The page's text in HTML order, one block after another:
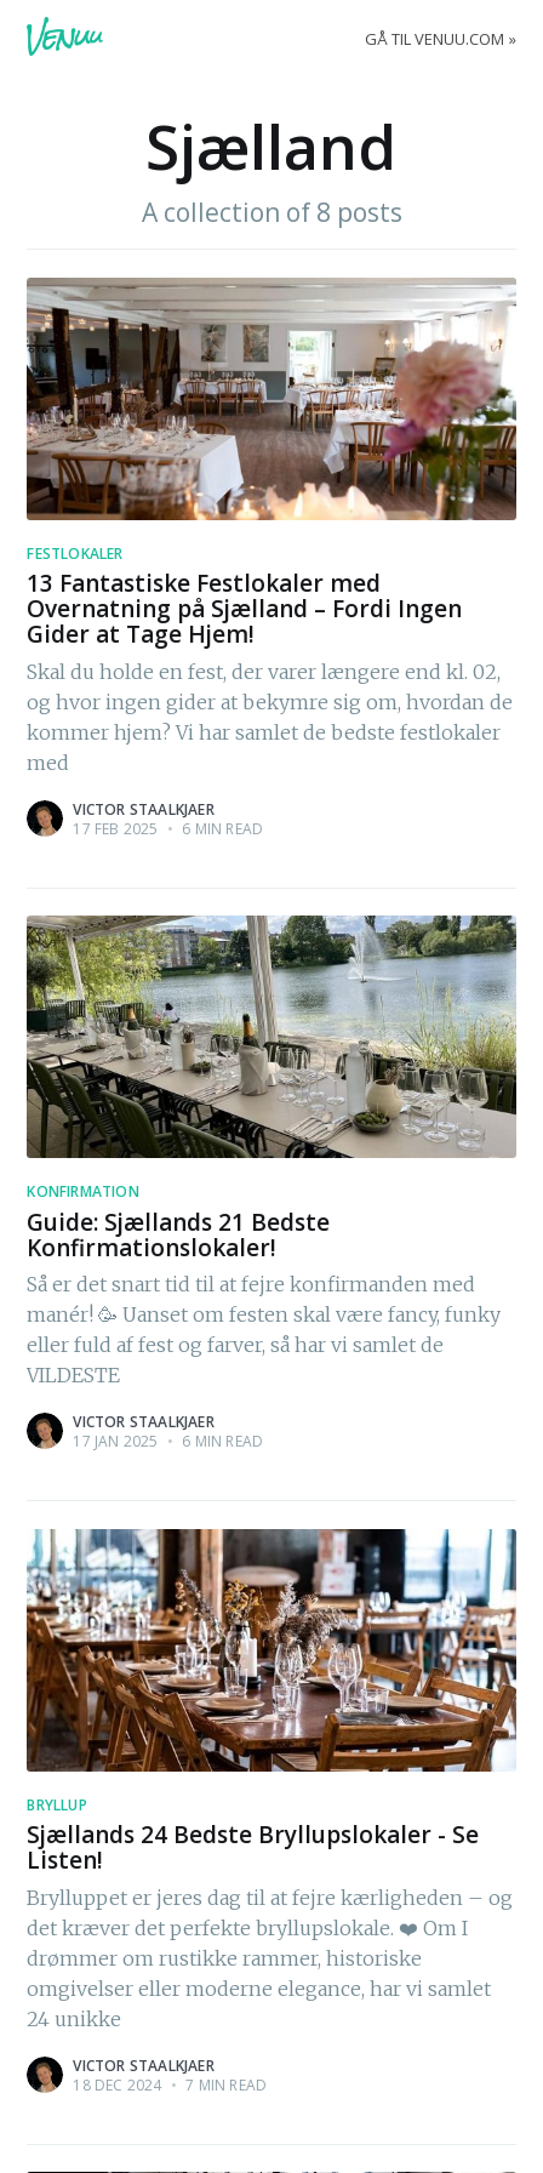
GÅ TIL VENUU.COM
Sjælland
A collection of 8 posts
FESTLOKALER
13 Fantastiske Festlokaler med
Overnatning på Sjælland – Fordi Ingen
Gider at Tage Hjem!
Skal du holde en fest, der varer længere end kl. 02,
og hvor ingen gider at bekymre sig om, hvordan de
kommer hjem? Vi har samlet de bedste festlokaler
med
VICTOR STAALKJAER
17 FEB 2025 • 6 MIN READ
KONFIRMATION
Guide: Sjællands 21 Bedste
Konfirmationslokaler!
Så er det snart tid til at fejre konfirmanden med
manér! 🥳 Uanset om festen skal være fancy, funky
eller fuld af fest og farver, så har vi samlet de
VILDESTE
VICTOR STAALKJAER
17 JAN 2025 • 6 MIN READ
BRYLLUP
Sjællands 24 Bedste Bryllupslokaler - Se
Listen!
Brylluppet er jeres dag til at fejre kærligheden – og
det kræver det perfekte bryllupslokale. ❤️ Om I
drømmer om rustikke rammer, historiske
omgivelser eller moderne elegance, har vi samlet
24 unikke
VICTOR STAALKJAER
18 DEC 2024 • 7 MIN READ